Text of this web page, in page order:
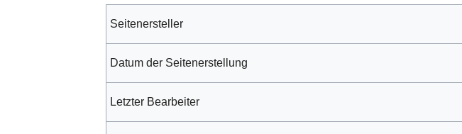
Seitenersteller
Datum der Seitenerstellung
Letzter Bearbeiter